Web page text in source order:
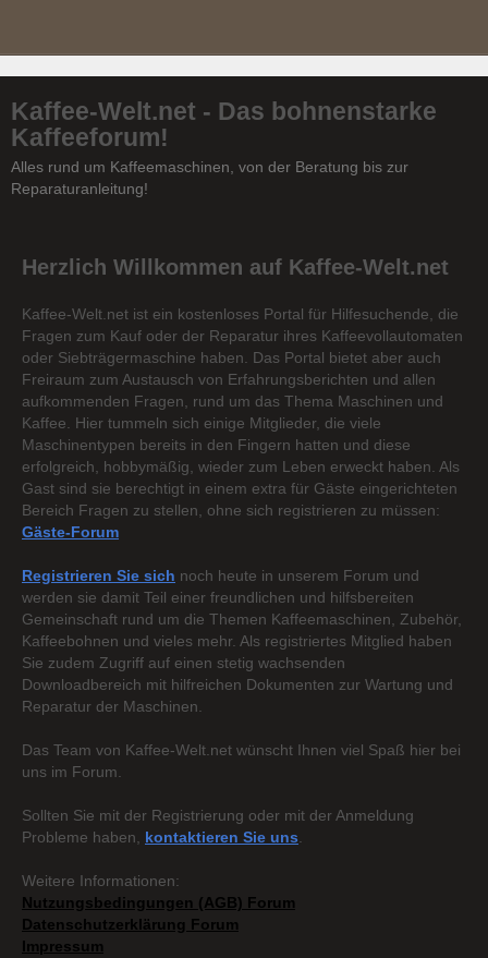
Kaffee-Welt.net - Das bohnenstarke
Kaffeeforum!
Alles rund um Kaffeemaschinen, von der Beratung bis zur
Reparaturanleitung!
Herzlich Willkommen auf Kaffee-Welt.net
Kaffee-Welt.net ist ein kostenloses Portal für Hilfesuchende, die
Fragen zum Kauf oder der Reparatur ihres Kaffeevollautomaten
oder Siebträgermaschine haben. Das Portal bietet aber auch
Freiraum zum Austausch von Erfahrungsberichten und allen
aufkommenden Fragen, rund um das Thema Maschinen und
Kaffee. Hier tummeln sich einige Mitglieder, die viele
Maschinentypen bereits in den Fingern hatten und diese
erfolgreich, hobbymäßig, wieder zum Leben erweckt haben. Als
Gast sind sie berechtigt in einem extra für Gäste eingerichteten
Bereich Fragen zu stellen, ohne sich registrieren zu müssen:
Gäste-Forum
Registrieren Sie sich noch heute in unserem Forum und
werden sie damit Teil einer freundlichen und hilfsbereiten
Gemeinschaft rund um die Themen Kaffeemaschinen, Zubehör,
Kaffeebohnen und vieles mehr. Als registriertes Mitglied haben
Sie zudem Zugriff auf einen stetig wachsenden
Downloadbereich mit hilfreichen Dokumenten zur Wartung und
Reparatur der Maschinen.
Das Team von Kaffee-Welt.net wünscht Ihnen viel Spaß hier bei
uns im Forum.
Sollten Sie mit der Registrierung oder mit der Anmeldung
Probleme haben, kontaktieren Sie uns
Weitere Informationen:
Nutzungsbedingungen (AGB) Forum
Datenschutzerklärung Forum
Impressum